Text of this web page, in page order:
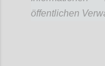
öffentlichen